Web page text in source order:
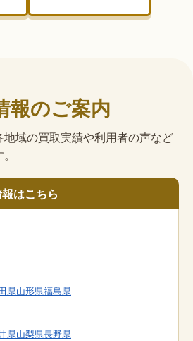
報のご案内
域の買取実績や利用者の声など
はこちら
県山形県福島県
県山梨県長野県